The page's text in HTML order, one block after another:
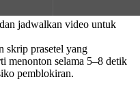
jadwalkan video untuk
skrip prasetel yang
menonton selama 5–8 detik
pemblokiran.